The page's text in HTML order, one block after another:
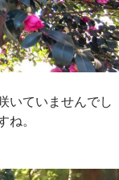
いていませんでし
。